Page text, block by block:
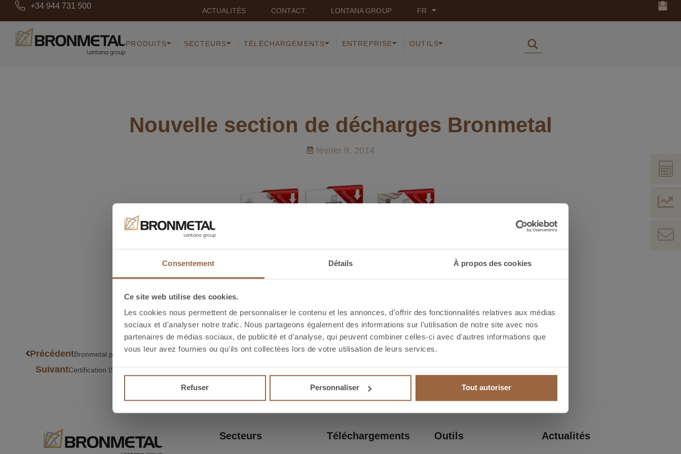
Consentement Détails À propos des cookies
Ce site web utilise des cookies.
Les cookies nous permettent de personnaliser le contenu et les annonces, d'offrir des fonctionnalités relatives aux médias
sociaux et d'analyser notre trafic. Nous partageons également des informations sur l'utilisation de notre site avec nos
partenaires de médias sociaux, de publicité et d'analyse, qui peuvent combiner celles-ci avec d'autres informations que
vous leur avez fournies ou qu'ils ont collectées lors de votre utilisation de leurs services.
Refuser Personnaliser Tout autoriser
+34 944 731 500
ACTUALITÉS CONTACT LONTANA GROUP FR
PRODUITS SECTEURS TÉLÉCHARGEMENTS ENTREPRISE OUTILS
Nouvelle section de décharges Bronmetal
février 9, 2014
Savez-vous que vous pouvez désormais accéder en ligne à l’ensemble de nos catalogues et fiches techniques?
PrécédentBronmetal présent à MSV et MIDEST 2013
SuivantCertification ISO 14001
Secteurs Téléchargements Outils Actualités